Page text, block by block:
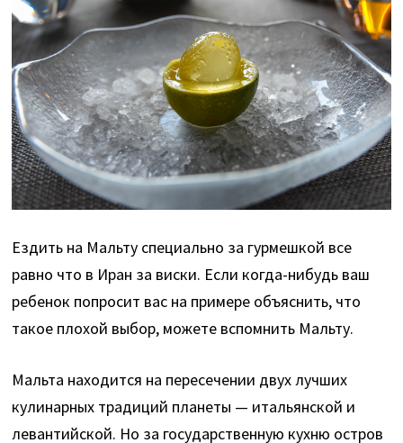
Ездить на Мальту специально за гурмешкой все
равно что в Иран за виски. Если когда-нибудь ваш
ребенок попросит вас на примере объяснить, что
такое плохой выбор, можете вспомнить Мальту.
Мальта находится на пересечении двух лучших
кулинарных традиций планеты — итальянской и
левантийской. Но за государственную кухню остров